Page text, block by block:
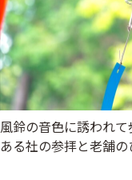
風鈴の音色に誘われ
ある社の参拝と老舗